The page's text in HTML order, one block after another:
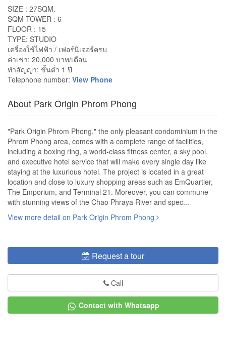
SIZE : 27SQM.
SQM TOWER : 6
FLOOR : 15
TYPE: STUDIO
เครื่องใช้ไฟฟ้า / เฟอร์นิเจอร์ครบ
ค่าเช่า: 20,000 บาท/เดือน
ทำสัญญา: ขั้นต่ำ 1 ปี
Telephone number: View Phone
About Park Origin Phrom Phong
"Park Origin Phrom Phong," the only pleasant condominium in the
Phrom Phong area, comes with a complete range of facilities,
including a boxing ring, a world-class fitness center, a sky pool,
and executive hotel service that will make every single day like
staying at the luxurious hotel. The project is located in a great
location and close to luxury shopping areas such as EmQuartier,
The Emporium, and Terminal 21. Moreover, you can commune
with stunning views of the Chao Phraya River and spec...
View more detail on Park Origin Phrom Phong
Request a tour
Call
Contact with Whatsapp